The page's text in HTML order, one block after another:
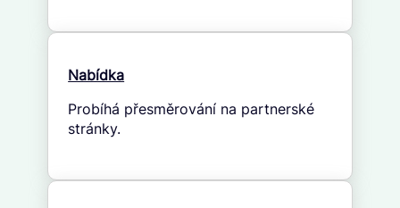
Nabídka
Probíhá přesměrování na partnerské
stránky.